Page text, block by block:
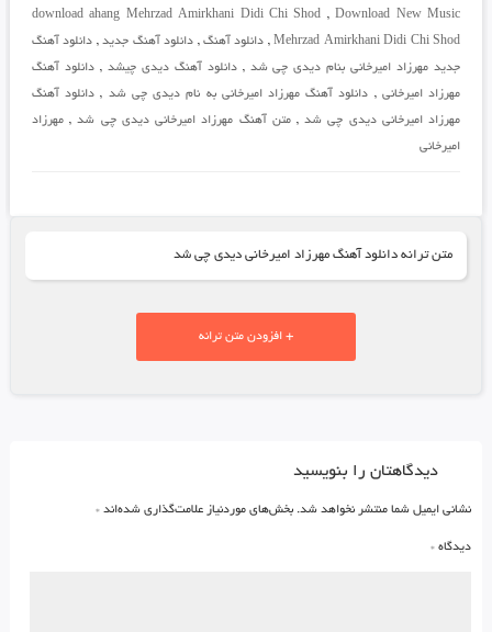
download ahang Mehrzad Amirkhani Didi Chi Shod ,Download New Music
Mehrzad Amirkhani Didi Chi Shod
, دانلود آهنگ, دانلود آهنگ جدید, دانلود آهنگ
جدید مهرزاد امیرخانی بنام دیدی چی شد ,دانلود آهنگ دیدی چیشد ,دانلود آهنگ
مهرزاد امیرخانی , دانلود آهنگ مهرزاد امیرخانی به نام دیدی چی شد , دانلود آهنگ
مهرزاد امیرخانی دیدی چی شد,متن آهنگ مهرزاد امیرخانی دیدی چی شد,مهرزاد
امیرخانی
متن ترانه دانلود آهنگ مهرزاد امیرخانی دیدی چی شد
+ افزودن متن ترانه
دیدگاهتان را بنویسید
نشانی ایمیل شما منتشر نخواهد شد. بخش‌های موردنیاز علامت‌گذاری شده‌اند *
دیدگاه *